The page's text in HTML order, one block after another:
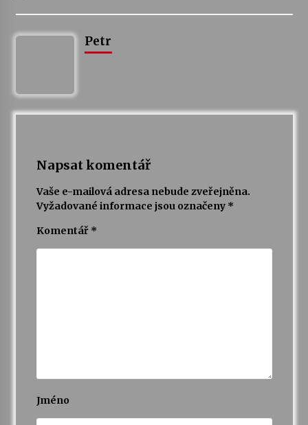
Petr
Napsat komentář
Vaše e-mailová adresa nebude zveřejněna.
Vyžadované informace jsou označeny *
Komentář *
Jméno